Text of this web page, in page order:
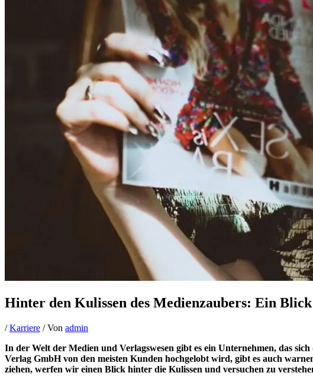
Hinter den Kulissen des Medienzaubers: Ein
/Karriere / Von admin
In der Welt der Medien und Verlagswesen gibt es ein Unternehmen, das
Verlag GmbH von den meisten Kunden hochgelobt wird, gibt es auch
ziehen, werfen wir einen Blick hinter die Kulissen und versuchen zu